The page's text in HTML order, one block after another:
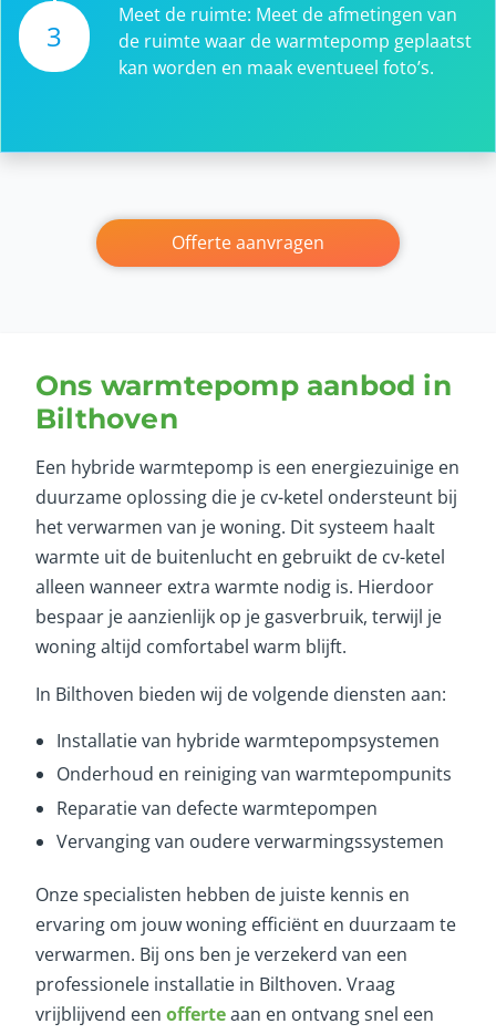
3
Meet de ruimte: Meet de afmetingen van
de ruimte waar de warmtepomp geplaatst
kan worden en maak eventueel foto’s.
Offerte aanvragen
Ons warmtepomp aanbod in
Bilthoven
Een hybride warmtepomp is een energiezuinige en
duurzame oplossing die je cv-ketel ondersteunt bij
het verwarmen van je woning. Dit systeem haalt
warmte uit de buitenlucht en gebruikt de cv-ketel
alleen wanneer extra warmte nodig is. Hierdoor
bespaar je aanzienlijk op je gasverbruik, terwijl je
woning altijd comfortabel warm blijft.
In Bilthoven bieden wij de volgende diensten aan:
Installatie van hybride warmtepompsystemen
Onderhoud en reiniging van warmtepompunits
Reparatie van defecte warmtepompen
Vervanging van oudere verwarmingssystemen
Onze specialisten hebben de juiste kennis en
ervaring om jouw woning efficiënt en duurzaam te
verwarmen. Bij ons ben je verzekerd van een
professionele installatie in Bilthoven. Vraag
vrijblijvend een offerteaan en ontvang snel een